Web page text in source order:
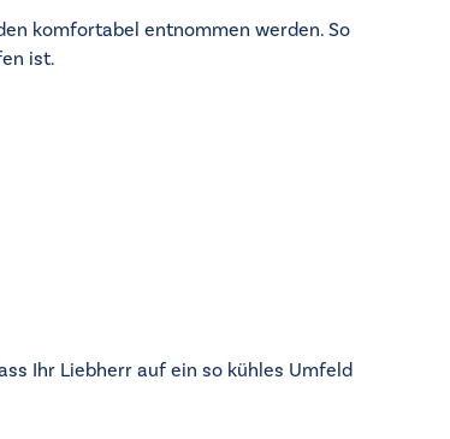
komfortabel entnommen werden. So
ist.
Ihr Liebherr auf ein so kühles Umfeld